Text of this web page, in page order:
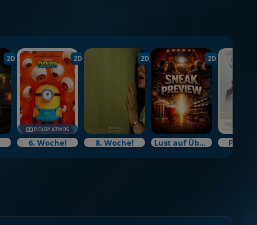
2D 2D
6. Woche!
2D
8. Woche!
2D
Lust auf Überraschung?